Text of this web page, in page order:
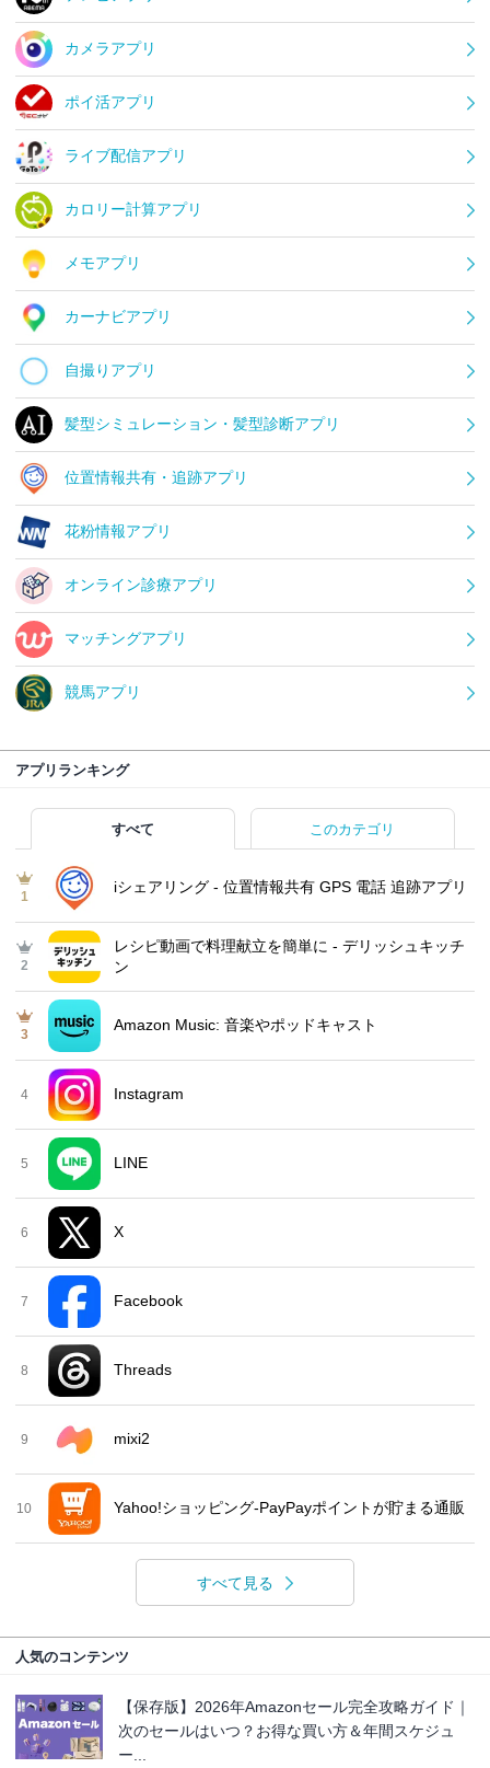
カメラアプリ
ポイ活アプリ
ライブ配信アプリ
カロリー計算アプリ
メモアプリ
カーナビアプリ
自撮りアプリ
髪型シミュレーション・髪型診断アプリ
位置情報共有・追跡アプリ
花粉情報アプリ
オンライン診療アプリ
マッチングアプリ
競馬アプリ
アプリランキング
すべて このカテゴリ
1
iシェアリング - 位置情報共有 GPS 電話 追跡アプリ
2
レシピ動画で料理献立を簡単‪に - デリッシュキッチ
ン
3
Amazon Music: 音楽やポッドキャスト
4 Instagram
5 LINE
6 X
7 Facebook
8 Threads
9 mixi2
10 Yahoo!ショッピング-PayPayポイントが貯まる通販
すべて見る
人気のコンテンツ
【保存版】2026年Amazonセール完全攻略ガイド｜
次のセールはいつ？お得な買い方＆年間スケジュ
ー...